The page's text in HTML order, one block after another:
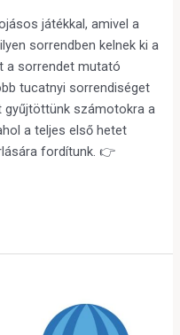
játékkal, amivel a
sorrendben kelnek ki a
a sorrendet mutató
tucatnyi sorrendiséget
gyűjtöttünk számotokra a
a teljes első hetet
fordítunk. 👉